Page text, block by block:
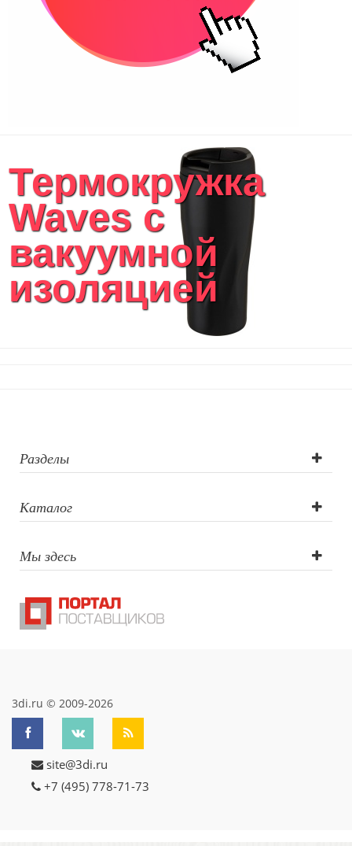
Термокружка
Waves с
вакуумной
изоляцией
Разделы
Каталог
Мы здесь
3di.ru © 2009-2026
site@3di.ru
+7 (495) 778-71-73